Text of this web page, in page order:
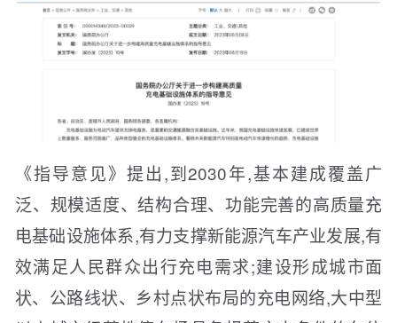
《指导意见》提出,到2030年,基本建成覆盖广
泛、规模适度、结构合理、功能完善的高质量充
电基础设施体系,有力支撑新能源汽车产业发展,有
效满足人民群众出行充电需求;建设形成城市面
状、公路线状、乡村点状布局的充电网络,大中型